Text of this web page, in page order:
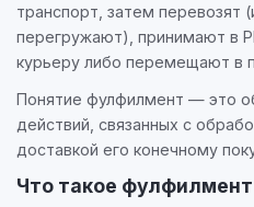
транспорт, затем перевозят
перегружают), принимают в
курьеру либо перемещают в
Понятие фулфилмент — это
действий, связанных с
доставкой его конечному
Что такое